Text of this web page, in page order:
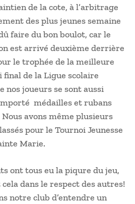
de la cote, à l’arbitrage
des plus jeunes semaine
faire du bon boulot, car le
est arrivé deuxième derrière
le trophée de la meilleure
de la Ligue scolaire
nos joueurs se sont aussi
médailles et rubans
avons même plusieurs
pour le Tournoi Jeunesse
Marie.
ont tous eu la piqure du jeu,
dans le respect des autres!
notre club d’entendre un